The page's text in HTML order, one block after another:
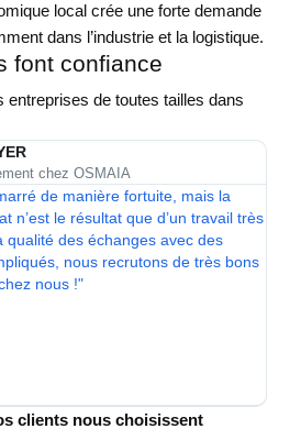
local crée une forte demande
dans l’industrie et la logistique.
font confiance
entreprises de toutes tailles dans
chez OSMAIA
de manière fortuite, mais la
n’est le résultat que d’un travail très
qualité des échanges avec des
nous recrutons de très bons
nous !"
clients nous choisissent